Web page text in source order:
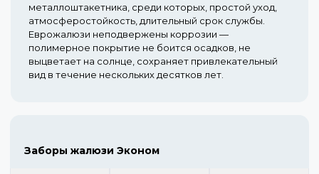
металлоштакетника, среди которых, простой уход,
атмосферостойкость, длительный срок службы.
Еврожалюзи неподвержены коррозии —
полимерное покрытие не боится осадков, не
выцветает на солнце, сохраняет привлекательный
вид в течение нескольких десятков лет.
Заборы жалюзи Эконом